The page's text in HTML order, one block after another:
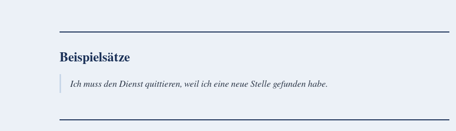
Beispielsätze
Ich muss den Dienst quittieren, weil ich eine neue Stelle gefunden habe.